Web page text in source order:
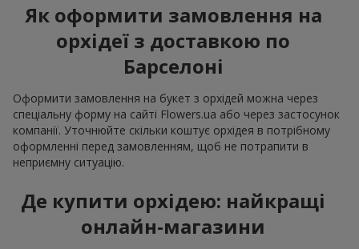
Як оформити замовлення на
орхідеї з доставкою по
Барселоні
Оформити замовлення на букет з орхідей можна через
спеціальну форму на сайті Flowers.ua або через застосунок
компанії. Уточнюйте скільки коштує орхідея в потрібному
оформленні перед замовленням, щоб не потрапити в
неприємну ситуацію.
Де купити орхідею: найкращі
онлайн-магазини